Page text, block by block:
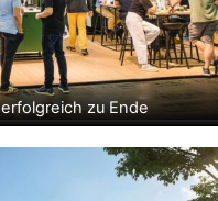
zu Ende